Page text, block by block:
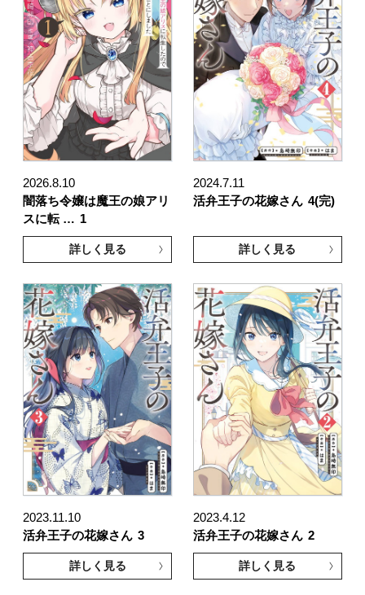
2026.8.10
闇落ち令嬢は魔王の娘アリ
スに転 … 1
詳しく見る
2024.7.11
活弁王子の花嫁さん 4(完)
詳しく見る
2023.11.10
活弁王子の花嫁さん 3
詳しく見る
2023.4.12
活弁王子の花嫁さん 2
詳しく見る